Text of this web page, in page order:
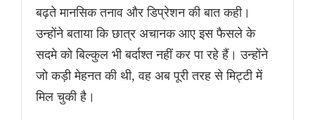
बढ़ते मानसिक तनाव और डिप्रेशन की बात कही।
उन्होंने बताया कि छात्र अचानक आए इस फैसले के
सदमे को बिल्कुल भी बर्दाश्त नहीं कर पा रहे हैं। उन्होंने
जो कड़ी मेहनत की थी, वह अब पूरी तरह से मिट्टी में
मिल चुकी है।